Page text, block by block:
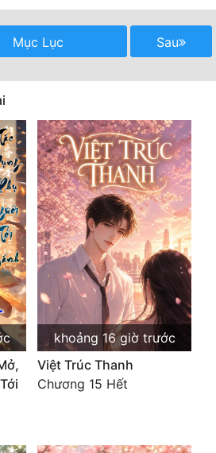
Mục Lục Sau
khoảng 16 giờ trước
Việt Trúc Thanh
Chương 15 Hết